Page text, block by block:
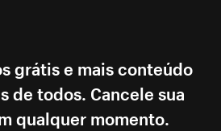
grátis e mais conteúdo
de todos. Cancele sua
qualquer momento.